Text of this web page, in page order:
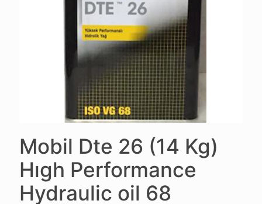
Mobil Dte 26 (14 Kg)
Hıgh Performance
Hydraulic oil 68